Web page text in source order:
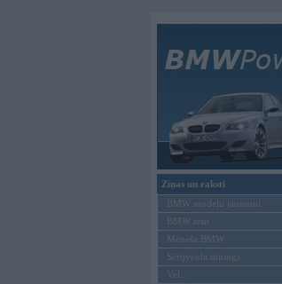
Ziņas un raksti
BMW modeļu jaunumi
BMW testi
Mēneša BMW
Sērijveida tūnings
Vel...